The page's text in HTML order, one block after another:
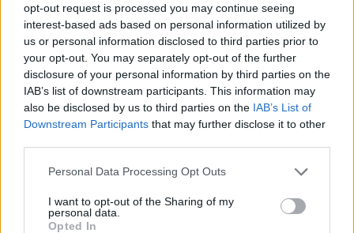
opt-out request is processed you may continue seeing
interest-based ads based on personal information utilized by
us or personal information disclosed to third parties prior to
your opt-out. You may separately opt-out of the further
disclosure of your personal information by third parties on the
IAB’s list of downstream participants. This information may
also be disclosed by us to third parties on the IAB’s List of
Downstream Participants that may further disclose it to other
Personal Data Processing Opt Outs
I want to opt-out of the Sharing of my
personal data.
Opted In
Skoda Ξάνθη Μπαξεβανίδης Δημοσθένης
COMMENTS
Συνδεθείτε για να σχολιάσετε